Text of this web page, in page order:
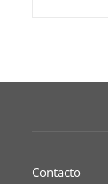
Contacto